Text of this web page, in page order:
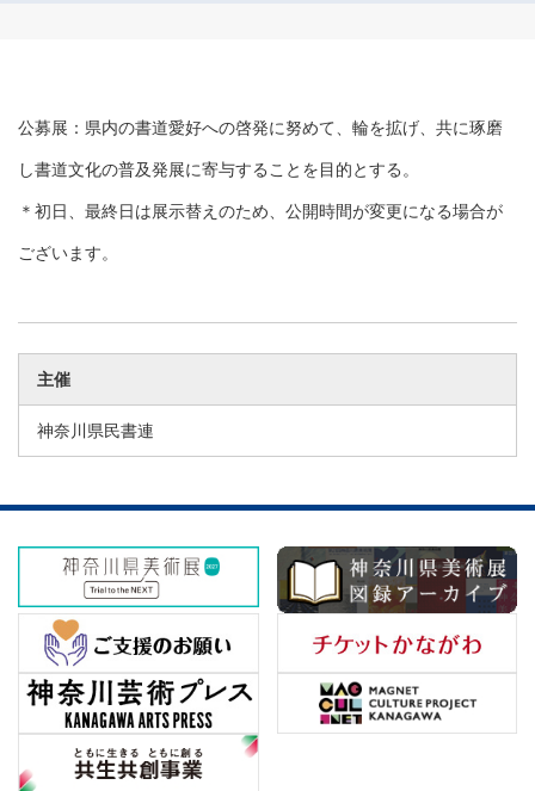
公募展：県内の書道愛好への啓発に努めて、輪を拡げ、共に琢磨
し書道文化の普及発展に寄与することを目的とする。
＊初日、最終日は展示替えのため、公開時間が変更になる場合が
ございます。
主催
神奈川県民書連